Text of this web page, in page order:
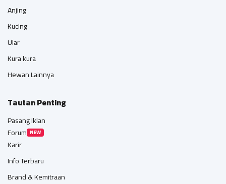
Anjing
Kucing
Ular
Kura kura
Hewan Lainnya
Tautan Penting
Pasang Iklan
Forum NEW
Karir
Info Terbaru
Brand & Kemitraan